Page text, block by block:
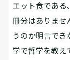
エット食である
冊分はありませ
うのか明言でき
学で哲学を教え